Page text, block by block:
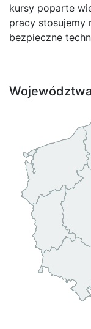
kursy poparte
pracy stosujemy
bezpieczne
Województwa